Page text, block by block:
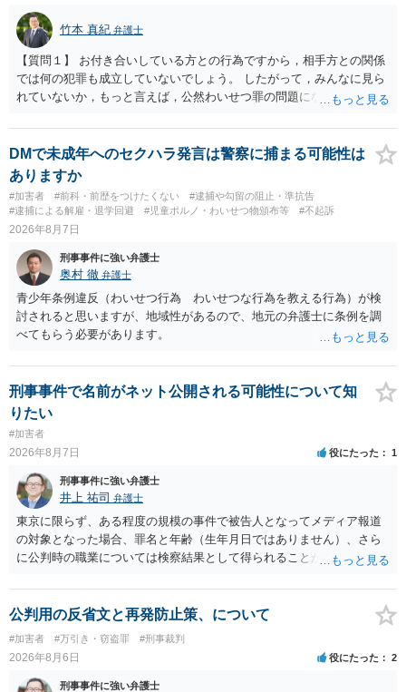
竹本 真紀 弁護士
【質問１】 お付き合いしている方との行為ですから，相手方との関係
では何の犯罪も成立していないでしょう。 したがって，みんなに見ら
れていないか，もっと言えば，公然わいせつ罪の問題にならないかの
然性は，不特定又は多数の方が認識できる状態か否かで判断されま
す。 本件は，車の中という閉鎖された空間で行っており，不特定又は
多数の方が認識するのは困難な状態ですから，公然性はないと思いま
す。 また，意図的に示そうとする故意が必要ですが，本件では，通過
する車両があると服を着ている（わいせつな状態をなくしている）の
ですから，むしろ見られないようにしており，故意が認められること
査の対象になることはありません。 警察から連絡がくることもないで
しょう。 【質問２】 見せようと思っていないことは，服を着たりする
行為から明らかです。したがいまして，注意を受けることさえありま
せん。まして，刑罰として罰せられることもありません。 【質問３】
以上のように犯罪の嫌疑が否定されますから，逮捕勾留される可能性
が成立することが前提ですので，不起訴とする理由としても前提を欠
いています。不起訴にするにしても，不起訴の可能性はありません。
あえて不起訴の理由を挙げるなら，「嫌疑不十分」か「嫌疑なし」で
す。
DMで未成年へのセクハラ発言は警察に捕まる可能性は
ありますか
#加害者 #前科・前歴をつけたくない
#逮捕や勾留の阻止・準抗告
#逮捕による解雇・退学回避
#児童ポルノ・わいせつ物頒布等 #不起訴
2026年8月7日
刑事事件に強い弁護士
奥村 徹 弁護士
青少年条例違反（わいせつ行為 わいせつな行為を教える行為）が検
討されると思いますが、地域性があるので、地元の弁護士に条例を調
べてもらう必要があります。
刑事事件で名前がネット公開される可能性について知
りたい
#加害者
2026年8月7日 役にたった 1
刑事事件に強い弁護士
井上 祐司 弁護士
東京に限らず、ある程度の規模の事件で被告人となってメディア報道
の対象となった場合、罪名と年齢（生年月日ではありません）、さら
に公判時の職業については検察結果として得られることが通常です。
公判用の反省文と再発防止策、について
#加害者 #万引き・窃盗罪 #刑事裁判
2026年8月6日 役にたった 2
刑事事件に強い弁護士